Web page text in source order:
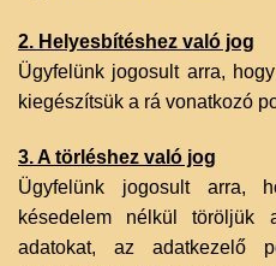
2. Helyesbítéshez való jog
Ügyfelünk jogosult arra,
kiegészítsük a rá vonatkozó
3. A törléshez való jog
Ügyfelünk jogosult arra,
késedelem nélkül töröljük
adatokat, az adatkezelő